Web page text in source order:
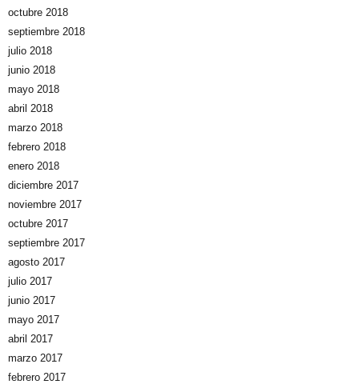
octubre 2018
septiembre 2018
julio 2018
junio 2018
mayo 2018
abril 2018
marzo 2018
febrero 2018
enero 2018
diciembre 2017
noviembre 2017
octubre 2017
septiembre 2017
agosto 2017
julio 2017
junio 2017
mayo 2017
abril 2017
marzo 2017
febrero 2017